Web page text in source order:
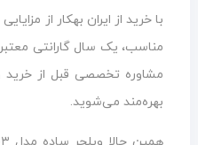
با خرید از ایران بهکار از
مشاوره تخصصی قبل از خرید
بهره‌مند می‌شوید.